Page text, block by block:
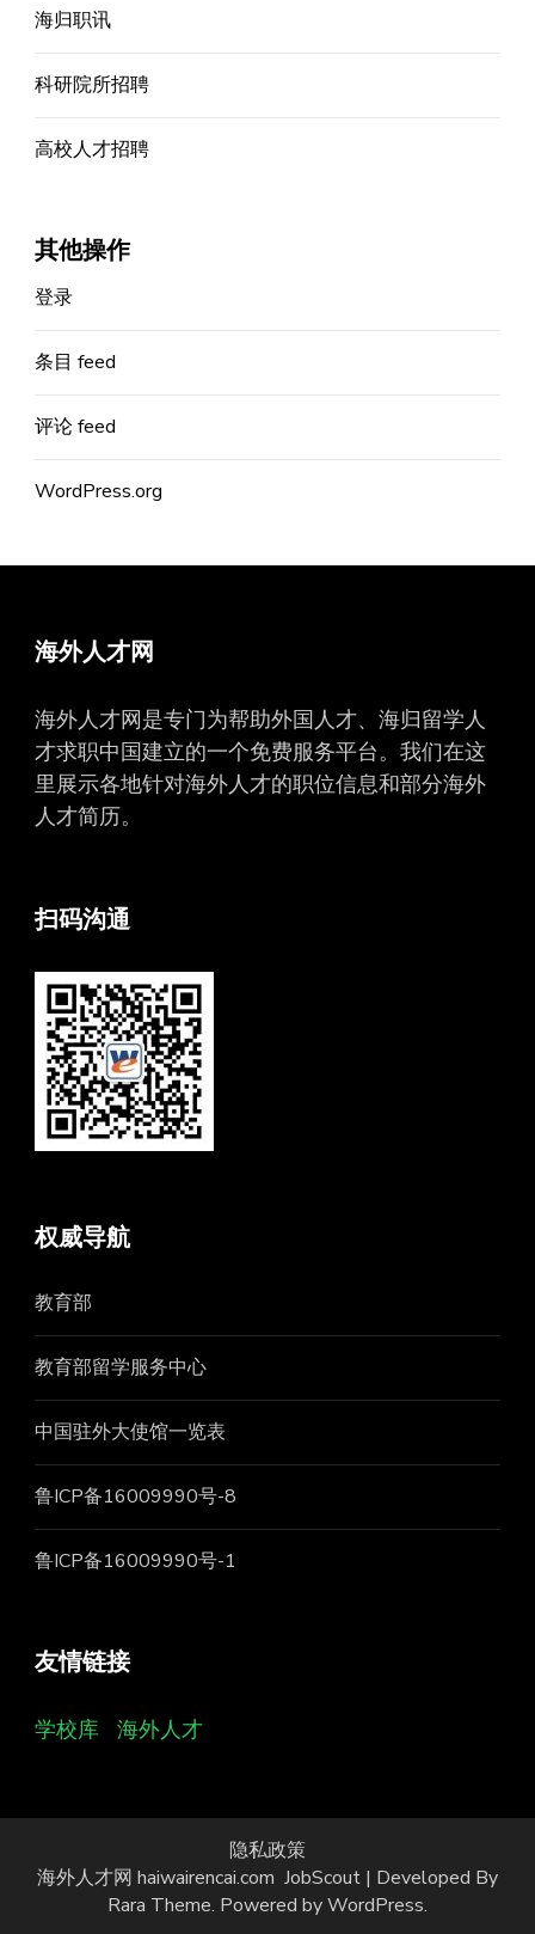
海归职讯
科研院所招聘
高校人才招聘
其他操作
登录
条目 feed
评论 feed
WordPress.org
海外人才网
海外人才网是专门为帮助外国人才、海归留学人
才求职中国建立的一个免费服务平台。我们在这
里展示各地针对海外人才的职位信息和部分海外
人才简历。
扫码沟通
权威导航
教育部
教育部留学服务中心
中国驻外大使馆一览表
鲁ICP备16009990号-8
鲁ICP备16009990号-1
友情链接
学校库 海外人才
隐私政策
海外人才网 haiwairencai.com JobScout | Developed By
Rara Theme. Powered byWordPress.